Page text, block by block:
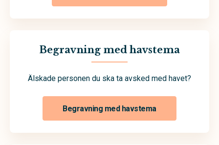
Begravning med havstema
Älskade personen du ska ta avsked med havet?
Begravning med havstema